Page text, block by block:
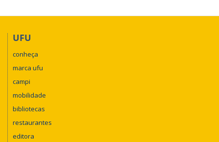
UFU
conheça
marca ufu
campi
mobilidade
bibliotecas
restaurantes
editora